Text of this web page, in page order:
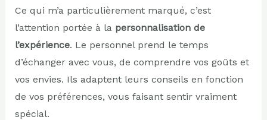
Ce qui m’a particulièrement marqué, c’est
l’attention portée à la personnalisation de
l’expérience. Le personnel prend le temps
d’échanger avec vous, de comprendre vos goûts et
vos envies. Ils adaptent leurs conseils en fonction
de vos préférences, vous faisant sentir vraiment
spécial.